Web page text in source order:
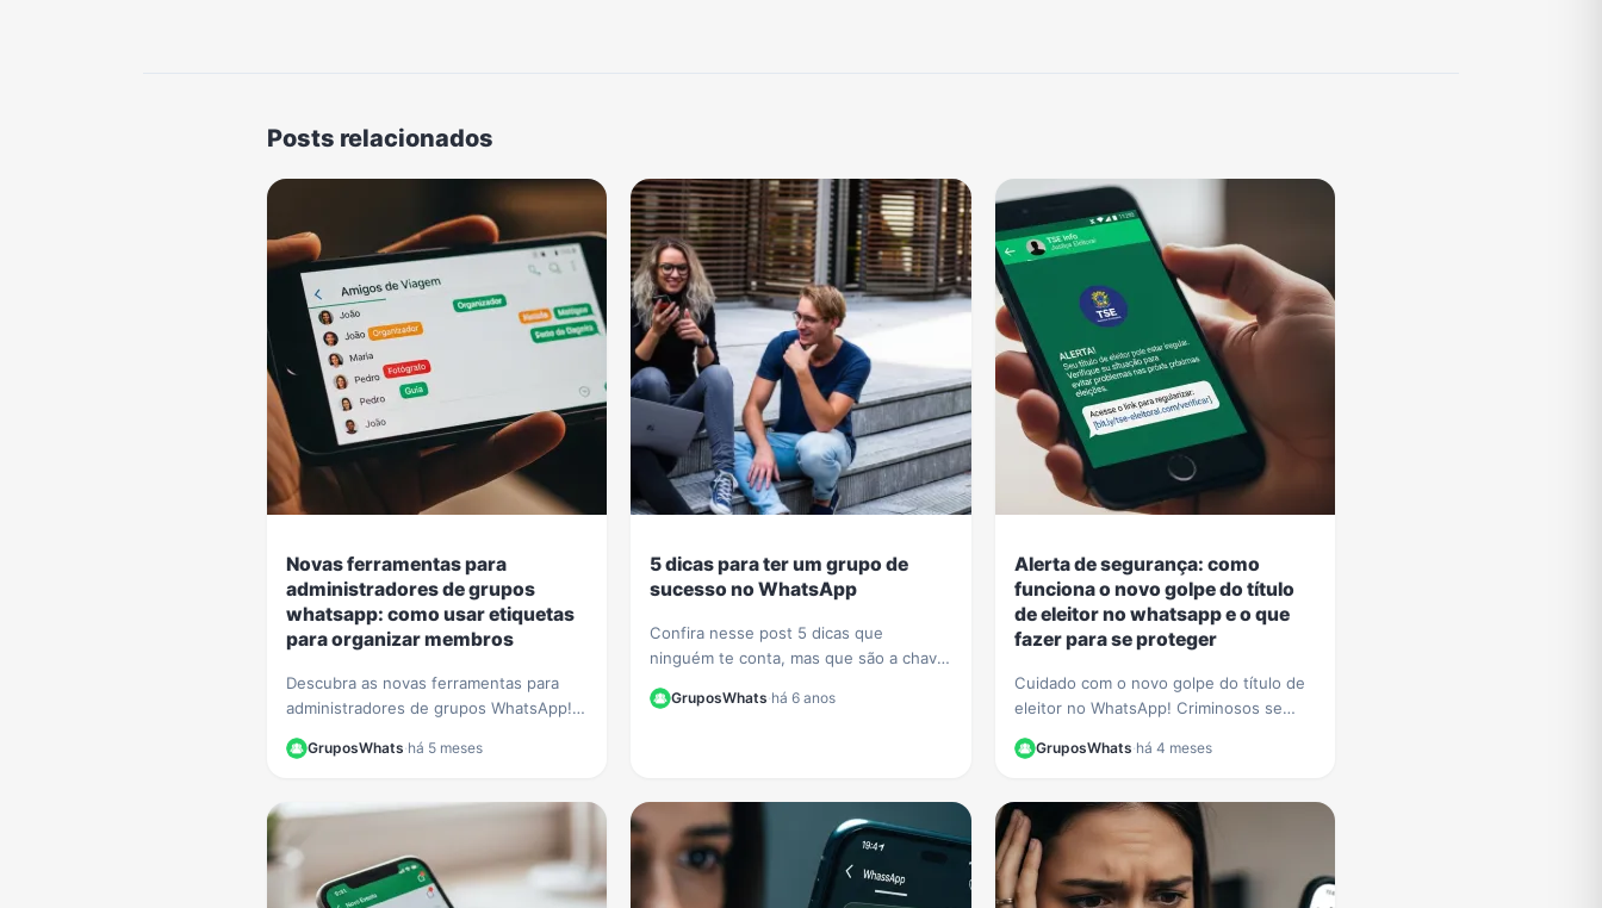
Posts relacionados
Novas ferramentas para
administradores de grupos
whatsapp: como usar etiquetas
para organizar membros
Descubra as novas ferramentas para
administradores de grupos WhatsApp!
para organizar membros e otimizar sua
GruposWhats·há 5 meses
5 dicas para ter um grupo de
sucesso no WhatsApp
Confira nesse post 5 dicas que
ninguém te conta, mas que são a chave
muitos participantes no WhatsApp.
GruposWhats·há 6 anos
Alerta de segurança: como
funciona o novo golpe do título
de eleitor no whatsapp e o que
fazer para se proteger
Cuidado com o novo golpe do título de
eleitor no WhatsApp! Criminosos se
Aprenda a identificar a fraude e proteja-
GruposWhats·há 4 meses